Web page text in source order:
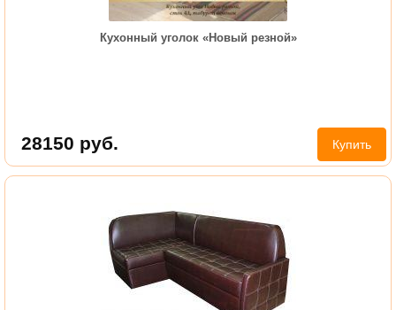
Кухонный уголок «Новый резной»
28150 руб. Купить